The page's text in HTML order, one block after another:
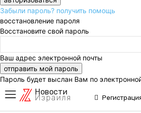
Забыли пароль? получить помощь
восстановление пароля
Восстановите свой пароль
Ваш адрес электронной почты
Пароль будет выслан Вам по
Новости
Израиля